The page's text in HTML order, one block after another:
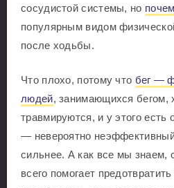
сосудистой системы, но
популярным видом
после ходьбы.
Что плохо, потому что бег —
людей, занимающихся бегом,
травмируются, и у этого есть
— невероятно
сильнее. А как все мы знаем,
всего помогает